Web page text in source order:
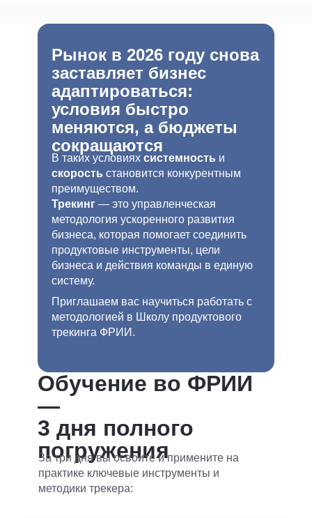
Рынок в 2026 году снова
заставляет бизнес
адаптироваться:
условия быстро
меняются, а бюджеты
сокращаются
В таких условиях системность и
скорость становится конкурентным
преимуществом.
Трекинг — это управленческая
методология ускоренного развития
бизнеса, которая помогает соединить
продуктовые инструменты, цели
бизнеса и действия команды в единую
систему.
Приглашаем вас научиться работать с
методологией в Школу продуктового
трекинга ФРИИ.
Обучение во ФРИИ
—
3 дня полного
погружения
За три дня вы освоите и примените на
практике ключевые инструменты и
методики трекера: